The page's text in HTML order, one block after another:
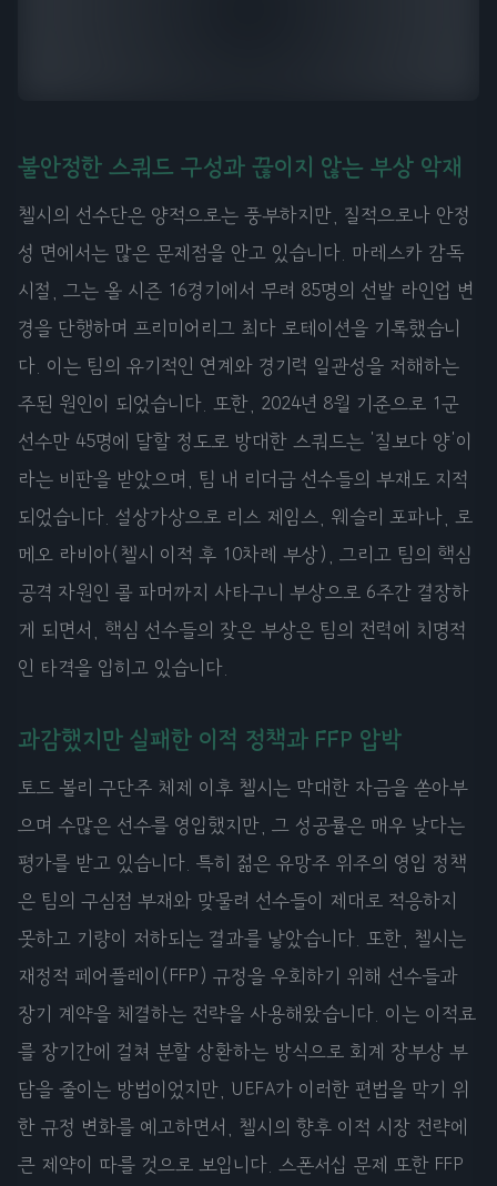
불안정한 스쿼드 구성과 끊이지 않는 부상 악재
첼시의 선수단은 양적으로는 풍부하지만, 질적으로나 안정
성 면에서는 많은 문제점을 안고 있습니다. 마레스카 감독
시절, 그는 올 시즌 16경기에서 무려 85명의 선발 라인업 변
경을 단행하며 프리미어리그 최다 로테이션을 기록했습니
다. 이는 팀의 유기적인 연계와 경기력 일관성을 저해하는
주된 원인이 되었습니다. 또한, 2024년 8월 기준으로 1군
선수만 45명에 달할 정도로 방대한 스쿼드는 '질보다 양'이
라는 비판을 받았으며, 팀 내 리더급 선수들의 부재도 지적
되었습니다. 설상가상으로 리스 제임스, 웨슬리 포파나, 로
메오 라비아(첼시 이적 후 10차례 부상), 그리고 팀의 핵심
공격 자원인 콜 파머까지 사타구니 부상으로 6주간 결장하
게 되면서, 핵심 선수들의 잦은 부상은 팀의 전력에 치명적
인 타격을 입히고 있습니다.
과감했지만 실패한 이적 정책과 FFP 압박
토드 볼리 구단주 체제 이후 첼시는 막대한 자금을 쏟아부
으며 수많은 선수를 영입했지만, 그 성공률은 매우 낮다는
평가를 받고 있습니다. 특히 젊은 유망주 위주의 영입 정책
은 팀의 구심점 부재와 맞물려 선수들이 제대로 적응하지
못하고 기량이 저하되는 결과를 낳았습니다. 또한, 첼시는
재정적 페어플레이(FFP) 규정을 우회하기 위해 선수들과
장기 계약을 체결하는 전략을 사용해왔습니다. 이는 이적료
를 장기간에 걸쳐 분할 상환하는 방식으로 회계 장부상 부
담을 줄이는 방법이었지만, UEFA가 이러한 편법을 막기 위
한 규정 변화를 예고하면서, 첼시의 향후 이적 시장 전략에
큰 제약이 따를 것으로 보입니다. 스폰서십 문제 또한 FFP